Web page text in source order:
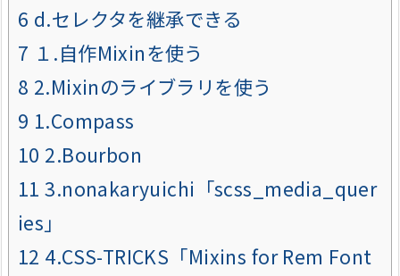
6 d.セレクタを継承できる
7 １.自作Mixinを使う
8 2.Mixinのライブラリを使う
9 1.Compass
10 2.Bourbon
11 3.nonakaryuichi「scss_media_quer
ies」
12 4.CSS-TRICKS「Mixins for Rem Font